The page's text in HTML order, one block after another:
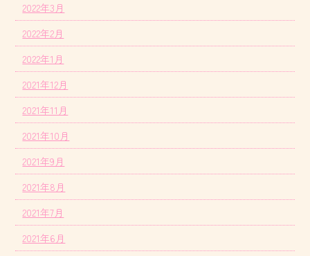
2022年3月
2022年2月
2022年1月
2021年12月
2021年11月
2021年10月
2021年9月
2021年8月
2021年7月
2021年6月